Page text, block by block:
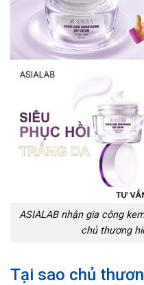
ASIALAB nhận gia công
chủ thương
Tại sao chủ